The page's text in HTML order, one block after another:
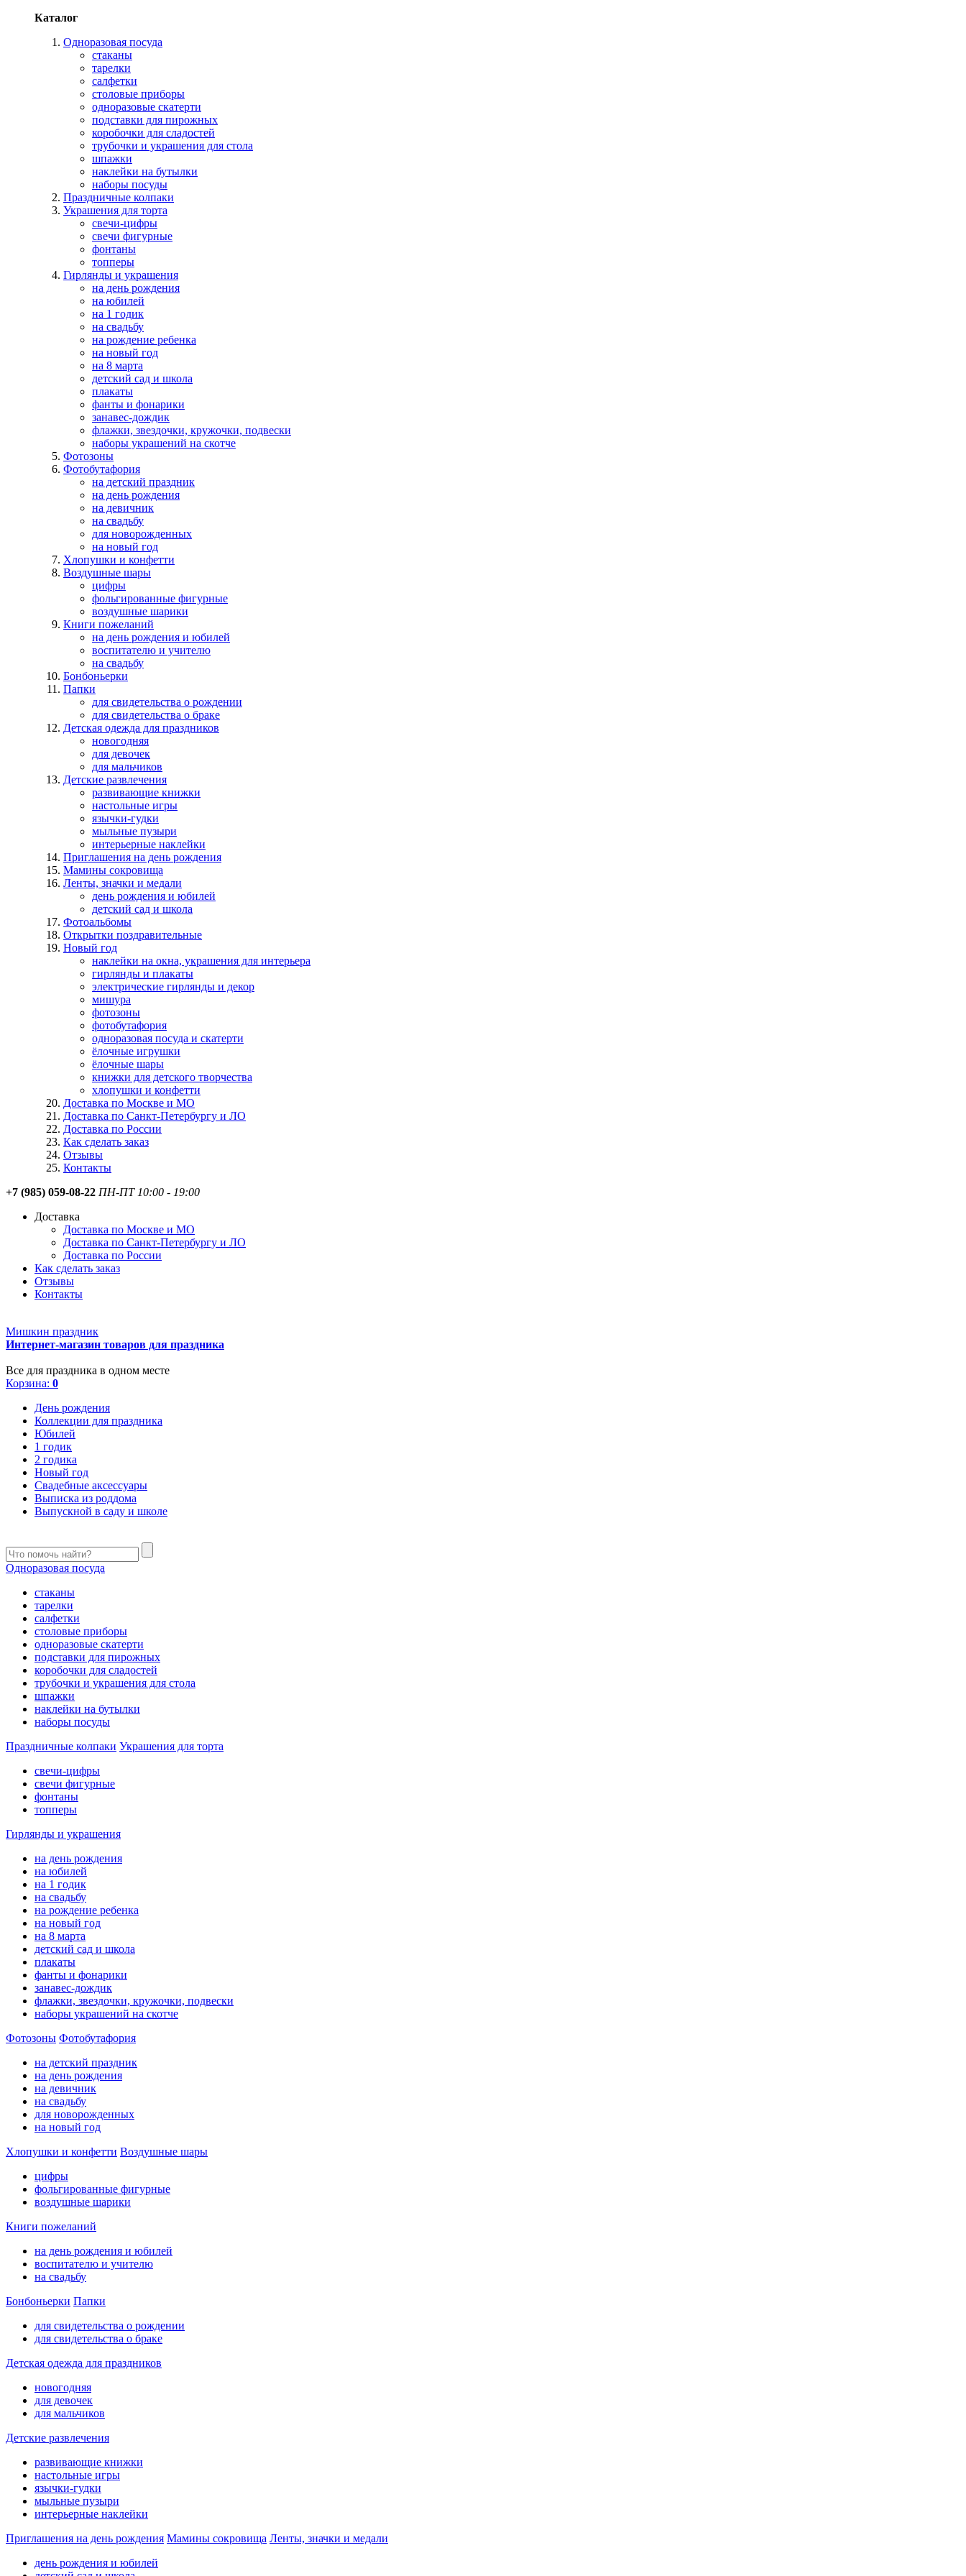
Каталог
Одноразовая посуда
стаканы
тарелки
салфетки
столовые приборы
одноразовые скатерти
подставки для пирожных
коробочки для сладостей
трубочки и украшения для стола
шпажки
наклейки на бутылки
наборы посуды
Праздничные колпаки
Украшения для торта
свечи-цифры
свечи фигурные
фонтаны
топперы
Гирлянды и украшения
на день рождения
на юбилей
на 1 годик
на свадьбу
на рождение ребенка
на новый год
на 8 марта
детский сад и школа
плакаты
фанты и фонарики
занавес-дождик
флажки, звездочки, кружочки, подвески
наборы украшений на скотче
Фотозоны
Фотобутафория
на детский праздник
на день рождения
на девичник
на свадьбу
для новорожденных
на новый год
Хлопушки и конфетти
Воздушные шары
цифры
фольгированные фигурные
воздушные шарики
Книги пожеланий
на день рождения и юбилей
воспитателю и учителю
на свадьбу
Бонбоньерки
Папки
для свидетельства о рождении
для свидетельства о браке
Детская одежда для праздников
новогодняя
для девочек
для мальчиков
Детские развлечения
развивающие книжки
настольные игры
язычки-гудки
мыльные пузыри
интерьерные наклейки
Приглашения на день рождения
Мамины сокровища
Ленты, значки и медали
день рождения и юбилей
детский сад и школа
Фотоальбомы
Открытки поздравительные
Новый год
наклейки на окна, украшения для интерьера
гирлянды и плакаты
электрические гирлянды и декор
мишура
фотозоны
фотобутафория
одноразовая посуда и скатерти
ёлочные игрушки
ёлочные шары
книжки для детского творчества
хлопушки и конфетти
Доставка по Москве и МО
Доставка по Санкт-Петербургу и ЛО
Доставка по России
Как сделать заказ
Отзывы
Контакты
+7 (985) 059-08-22 ПН-ПТ 10:00 - 19:00
Доставка
Доставка по Москве и МО
Доставка по Санкт-Петербургу и ЛО
Доставка по России
Как сделать заказ
Отзывы
Контакты
Мишкин праздник
Интернет-магазин товаров для праздника
Все для праздника в одном месте
Корзина: 0
День рождения
Коллекции для праздника
Юбилей
1 годик
2 годика
Новый год
Свадебные аксессуары
Выписка из роддома
Выпускной в саду и школе
Одноразовая посуда
стаканы
тарелки
салфетки
столовые приборы
одноразовые скатерти
подставки для пирожных
коробочки для сладостей
трубочки и украшения для стола
шпажки
наклейки на бутылки
наборы посуды
Праздничные колпаки Украшения для торта
свечи-цифры
свечи фигурные
фонтаны
топперы
Гирлянды и украшения
на день рождения
на юбилей
на 1 годик
на свадьбу
на рождение ребенка
на новый год
на 8 марта
детский сад и школа
плакаты
фанты и фонарики
занавес-дождик
флажки, звездочки, кружочки, подвески
наборы украшений на скотче
Фотозоны Фотобутафория
на детский праздник
на день рождения
на девичник
на свадьбу
для новорожденных
на новый год
Хлопушки и конфетти Воздушные шары
цифры
фольгированные фигурные
воздушные шарики
Книги пожеланий
на день рождения и юбилей
воспитателю и учителю
на свадьбу
Бонбоньерки Папки
для свидетельства о рождении
для свидетельства о браке
Детская одежда для праздников
новогодняя
для девочек
для мальчиков
Детские развлечения
развивающие книжки
настольные игры
язычки-гудки
мыльные пузыри
интерьерные наклейки
Приглашения на день рождения Мамины сокровища Ленты, значки и медали
день рождения и юбилей